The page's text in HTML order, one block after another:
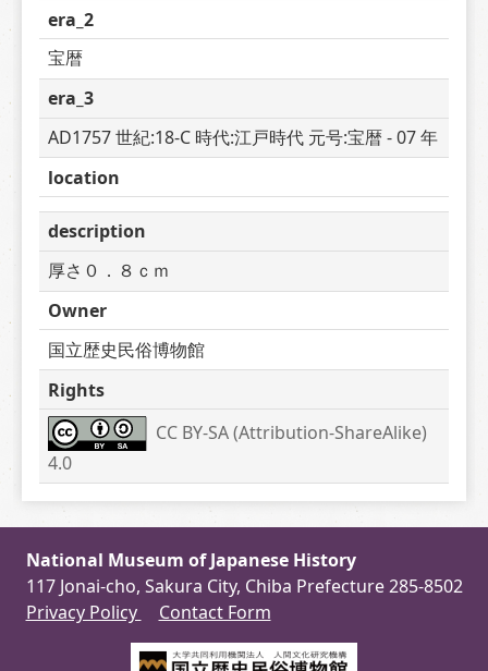
era_2
宝暦
era_3
AD1757 世紀:18-C 時代:江戸時代 元号:宝暦 - 07 年
location
description
厚さ０．８ｃｍ
Owner
国立歴史民俗博物館
Rights
CC BY-SA (Attribution-ShareAlike)
4.0
National Museum of Japanese History
117 Jonai-cho, Sakura City, Chiba Prefecture 285-8502
Privacy Policy
Contact Form